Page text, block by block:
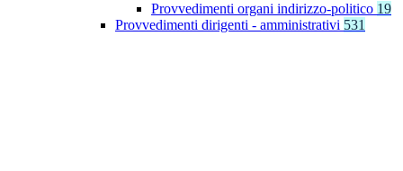
Provvedimenti organi indirizzo-politico 19
Provvedimenti dirigenti - amministrativi 531